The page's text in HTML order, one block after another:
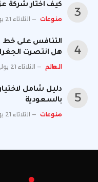
كيف اختار شركة
منوعات الثلاثاء 21 يوليو 9:20 م
التنافس على خط
هل انتصرت
العالم الثلاثاء 21 يوليو 4:36 م
دليل شامل
بالسعودية
منوعات الثلاثاء 21 يوليو 2:03 م